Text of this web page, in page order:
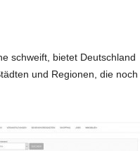
schweift, bietet Deutschland
und Regionen, die noch